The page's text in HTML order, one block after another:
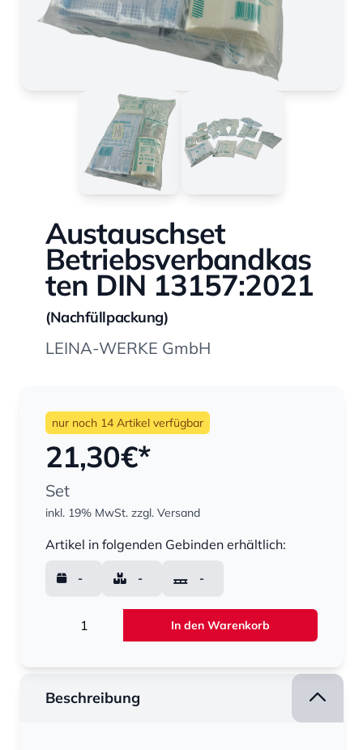
Austauschset
Betriebsverbandkas
ten DIN 13157:2021
(Nachfüllpackung)
LEINA-WERKE GmbH
nur noch 14 Artikel verfügbar
21,30€*
Set
inkl. 19% MwSt. zzgl. Versand
Artikel in folgenden Gebinden erhältlich:
- - -
In den Warenkorb
Beschreibung